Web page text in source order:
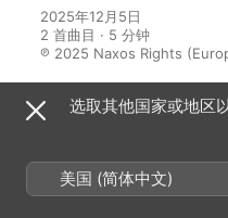
2025年12月5日
2 首曲目 · 5 分钟
℗ 2025 Naxos Rights
选取其他国家或地区
美国 (简体中文)